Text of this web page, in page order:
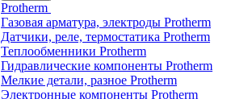
Protherm
Газовая арматура, электроды Protherm
Датчики, реле, термостатика Protherm
Теплообменники Protherm
Гидравлические компоненты Protherm
Мелкие детали, разное Protherm
Электронные компоненты Protherm